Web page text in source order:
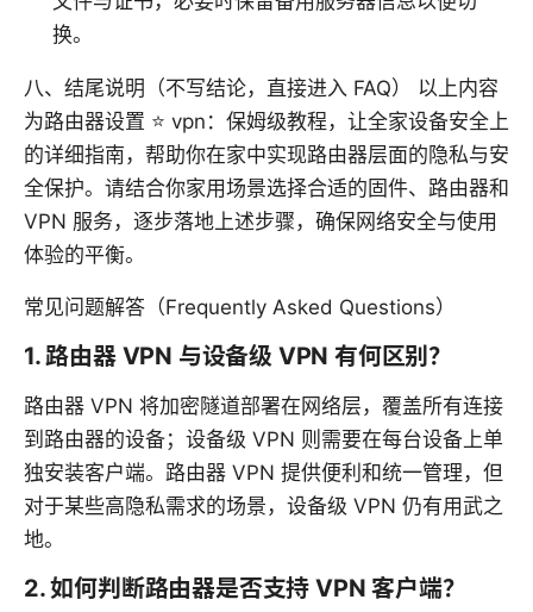
换。
八、结尾说明（不写结论，直接进入 FAQ） 以上内容
为路由器设置 ⭐ vpn：保姆级教程，让全家设备安全上
的详细指南，帮助你在家中实现路由器层面的隐私与安
全保护。请结合你家用场景选择合适的固件、路由器和
VPN 服务，逐步落地上述步骤，确保网络安全与使用
体验的平衡。
常见问题解答（Frequently Asked Questions）
1. 路由器 VPN 与设备级 VPN 有何区别？
路由器 VPN 将加密隧道部署在网络层，覆盖所有连接
到路由器的设备；设备级 VPN 则需要在每台设备上单
独安装客户端。路由器 VPN 提供便利和统一管理，但
对于某些高隐私需求的场景，设备级 VPN 仍有用武之
地。
2. 如何判断路由器是否支持 VPN 客户端？